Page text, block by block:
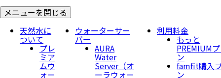
メニューを閉じる
天然水に
ついて
プレ
ミア
ムウ
ォー
ウォーターサー
バー
AURA
Water
Server​（オ
ーラウォー
利用料金
もっと
PREMIUM
ン
famfit購入
ン